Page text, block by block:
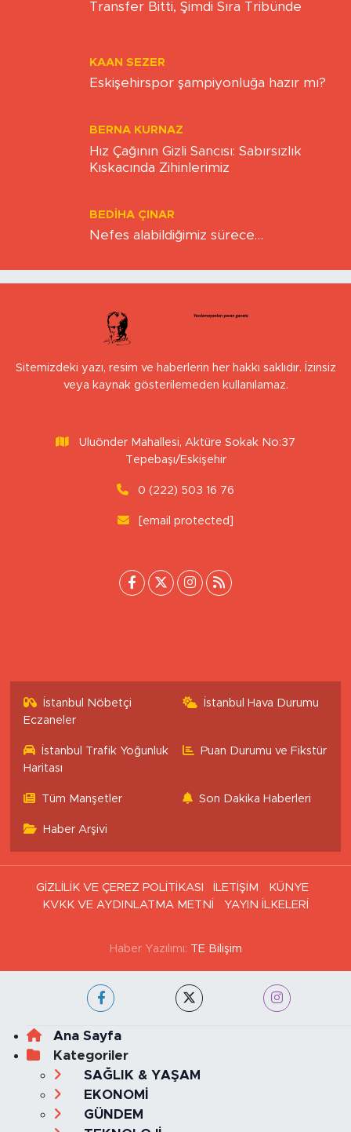
Transfer Bitti, Şimdi Sıra Tribünde
KAAN SEZER
Eskişehirspor şampiyonluğa hazır mı?
BERNA KURNAZ
Hız Çağının Gizli Sancısı: Sabırsızlık
Kıskacında Zihinlerimiz
BEDIHA ÇINAR
Nefes alabildiğimiz sürece…
Sitemizdeki yazı, resim ve haberlerin her hakkı saklıdır. İzinsiz
veya kaynak gösterilemeden kullanılamaz.
Uluönder Mahallesi, Aktüre Sokak No:37
Tepebaşı/Eskişehir
0 (222) 503 16 76
[email protected]
İstanbul Nöbetçi
Eczaneler
İstanbul Hava Durumu
İstanbul Trafik Yoğunluk
Haritası
Puan Durumu ve Fikstür
Tüm Manşetler Son Dakika Haberleri
Haber Arşivi
GİZLİLİK VE ÇEREZ POLİTİKASI İLETİŞİM
KÜNYE
KVKK VE AYDINLATMA METNİ
YAYIN İLKELERİ
Haber Yazılımı: TE Bilişim
Ana Sayfa
Kategoriler
SAĞLIK & YAŞAM
EKONOMİ
GÜNDEM